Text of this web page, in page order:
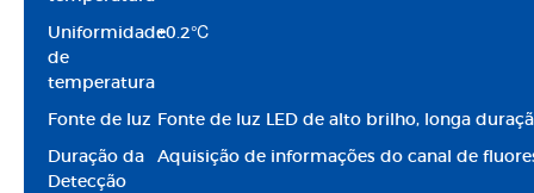
Uniformidade
de
temperatura
±0.2℃
Fonte de luz Fonte de luz LED de alto brilho, longa
Duração da
Detecção
Aquisição de informações do canal de